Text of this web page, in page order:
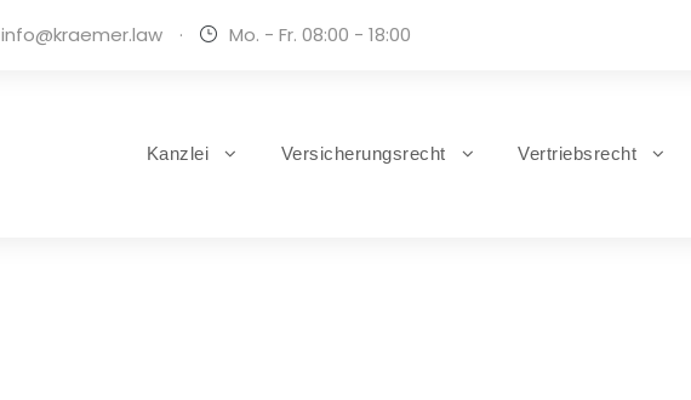
info@kraemer.law · Mo. - Fr. 08:00 - 18:00
Kanzlei Versicherungsrecht Vertriebsrecht